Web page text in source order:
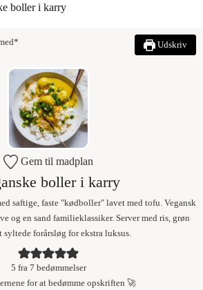
boller i karry
Udskriv
Gem til madplan
boller i karry
saftige, faste "kødboller" lavet med tofu. Vegansk
og en sand familieklassiker. Server med ris, grøn
syltede forårsløg for ekstra luksus.
5 fra 7 bedømmelser
for at bedømme opskriften 🚀